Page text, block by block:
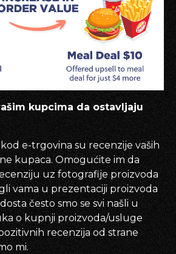
kupcima da ostavljaju
e-trgovina su recenzije vaših
kupaca. Omogućite im da
uz fotografije proizvoda
vama u prezentaciji proizvoda
često smo se svi našli u
o kupnji proizvoda/usluge
recenzija od strane
mi.